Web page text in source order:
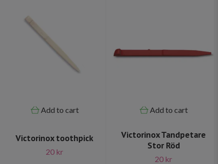
Add to cart
Victorinox toothpick
20 kr
Add to cart
Victorinox Tandpetare
Stor Röd
20 kr